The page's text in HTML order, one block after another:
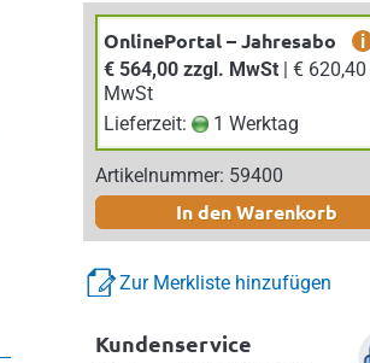
OnlinePortal – Jahresabo
i
€ 564,00 zzgl. MwSt | € 620,40 inkl.
MwSt
Lieferzeit:
1 Werktag
Artikelnummer: 59400
In den Warenkorb
Zur Merkliste hinzufügen
Kundenservice